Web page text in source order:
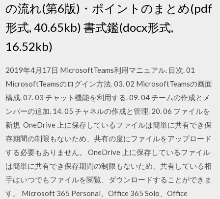
の流れ(第6版)・ポイントのまとめ(pdf
形式, 40.65kb) 書式鑑(docx形式,
16.52kb)
2019年4月17日 MicrosoftTeams利用マニュアル. 目次. 01
MicrosoftTeamsのログイン方法. 03. 02 MicrosoftTeamsの画面
構成. 07. 03 チャット機能を利用する. 09. 04 チームの作成とメ
ンバーの追加. 14. 05 チャネルの作成と管理. 20. 06 ファイルを
新規 OneDrive 上に保存しているファイルは簡単に共有でき保
存期間の制限もないため、共有の度にファイルをアップロード
する必要もありません。 OneDrive 上に保存しているファイル
は簡単に共有でき保存期間の制限もないため、共有している相
手はいつでもファイルを閲覧、ダウンロードすることができま
す。 Microsoft 365 Personal、Office 365 Solo、Office